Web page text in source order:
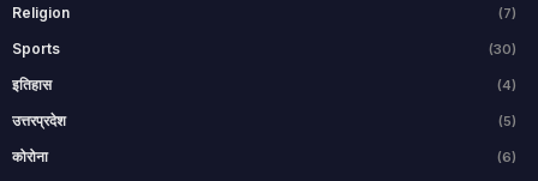
Religion (7)
Sports (30)
इतिहास (4)
उत्तरप्रदेश (5)
कोरोना (6)